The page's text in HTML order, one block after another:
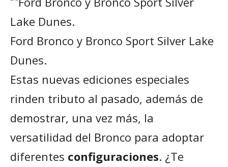
Ford Bronco y Bronco Sport Silver Lake
Dunes.
Estas nuevas ediciones especiales
rinden tributo al pasado, además de
demostrar, una vez más, la
versatilidad del Bronco para adoptar
diferentes configuraciones. ¿Te